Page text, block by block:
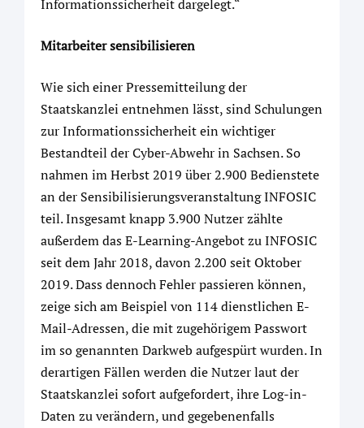
Informationssicherheit dargelegt.“
Mitarbeiter sensibilisieren
Wie sich einer Pressemitteilung der
Staatskanzlei entnehmen lässt, sind Schulungen
zur Informationssicherheit ein wichtiger
Bestandteil der Cyber-Abwehr in Sachsen. So
nahmen im Herbst 2019 über 2.900 Bedienstete
an der Sensibilisierungsveranstaltung INFOSIC
teil. Insgesamt knapp 3.900 Nutzer zählte
außerdem das E-Learning-Angebot zu INFOSIC
seit dem Jahr 2018, davon 2.200 seit Oktober
2019. Dass dennoch Fehler passieren können,
zeige sich am Beispiel von 114 dienstlichen E-
Mail-Adressen, die mit zugehörigem Passwort
im so genannten Darkweb aufgespürt wurden. In
derartigen Fällen werden die Nutzer laut der
Staatskanzlei sofort aufgefordert, ihre Log-in-
Daten zu verändern, und gegebenenfalls